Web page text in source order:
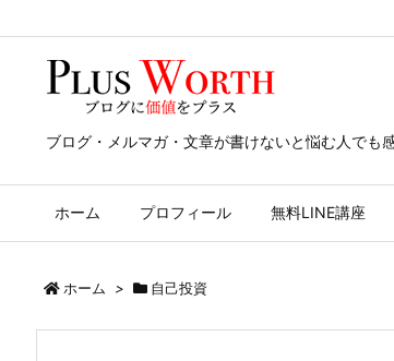
ブログ・メルマガ・文章が書けないと悩む人でも
ホーム プロフィール 無料LINE講座
ホーム > 自己投資